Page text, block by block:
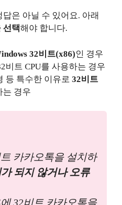
은 아닐 수 있어요. 아래
선택해야 합니다.
32비트(x86)인 경우
비트 CPU를 사용하는 경우
등 특수한 이유로32비트
는 경우
카카오톡을 설치하
되지 않거나 오류
32비트 카카오톡을